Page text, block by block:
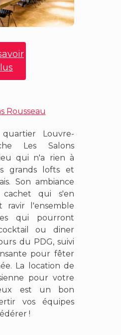
Rousseau
Louvre-
Les Salons
qui n'a rien à
grands lofts et
Son ambiance
qui s'en
ravir l'ensemble
qui pourront
ou diner
du PDG, suivi
pour fêter
La location de
pour votre
est un bon
vos équipes
!